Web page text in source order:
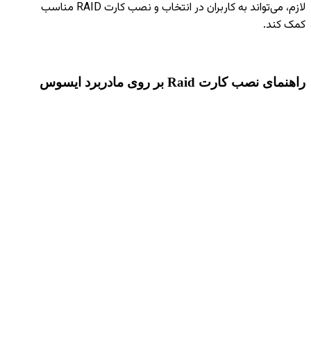
لازم، می‌تواند به کاربران در انتخاب و نصب کارت RAID مناسب
کمک کند.
راهنمای نصب کارت Raid بر روی مادربرد ایسوس